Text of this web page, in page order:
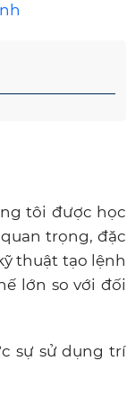
tôi được học
trọng, đặc
thuật tạo lệnh
lớn so với đối
sự sử dụng trí